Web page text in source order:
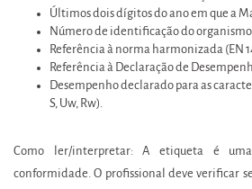
Últimos dois dígitos do ano em que a
Número de identificação do
Referência à norma harmonizada (EN
Referência à Declaração de
Desempenho declarado para as
S, Uw, Rw).
Como ler/interpretar: A etiqueta é
conformidade. O profissional deve verificar